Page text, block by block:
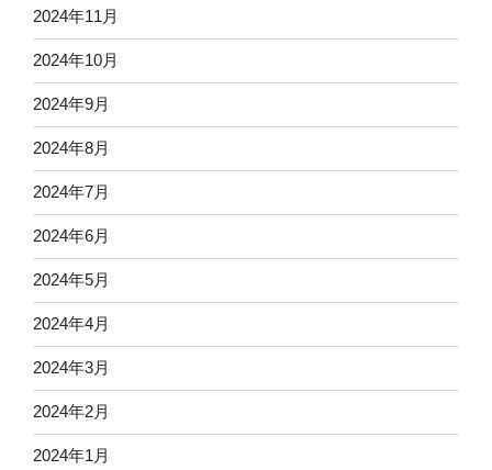
2024年11月
2024年10月
2024年9月
2024年8月
2024年7月
2024年6月
2024年5月
2024年4月
2024年3月
2024年2月
2024年1月